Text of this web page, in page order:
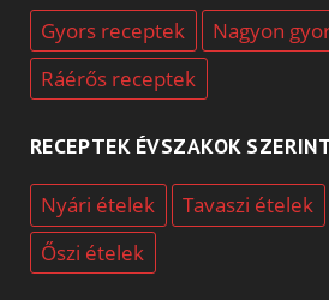
Gyors receptek
Nagyon
Ráérős receptek
RECEPTEK ÉVSZAKOK
Nyári ételek Tavaszi ételek
Őszi ételek